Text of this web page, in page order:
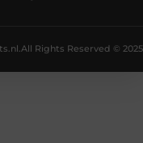
All Rights Reserved © 2025